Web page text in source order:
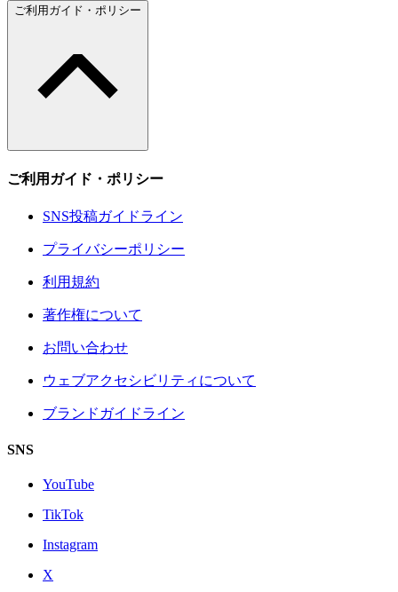
ご利用ガイド・ポリシー
ご利用ガイド・ポリシー
SNS投稿ガイドライン
プライバシーポリシー
利用規約
著作権について
お問い合わせ
ウェブアクセシビリティについて
ブランドガイドライン
SNS
YouTube
TikTok
Instagram
X